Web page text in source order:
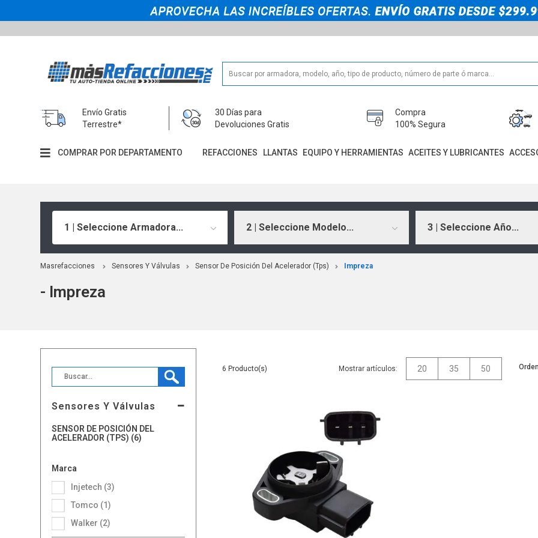
Envío Gratis
Terrestre*
30 Días para
Devoluciones Gratis
Compra
100% Segura
COMPRAR POR DEPARTAMENTO REFACCIONES LLANTAS EQUIPO Y HERRAMIENTAS ACEITES Y LUBRICANTES
1 | Seleccione Armadora... 2 | Seleccione Modelo... 3 | Seleccione Año...
Masrefacciones Sensores Y Válvulas Sensor De Posición Del Acelerador (Tps) Impreza
- Impreza
Sensores Y Válvulas
SENSOR DE POSICIÓN DEL
ACELERADOR (TPS) (6)
Marca
Injetech (3)
Tomco (1)
Walker (2)
6 Mostrar artículos: 20 35 50